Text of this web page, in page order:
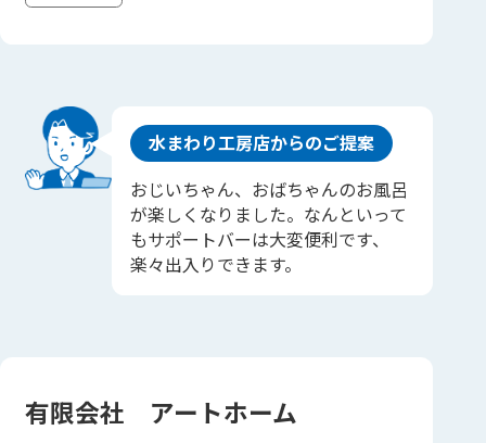
水まわり工房店からのご提案
おじいちゃん、おばちゃんのお風呂
が楽しくなりました。なんといって
もサポートバーは大変便利です、
楽々出入りできます。
有限会社 アートホーム